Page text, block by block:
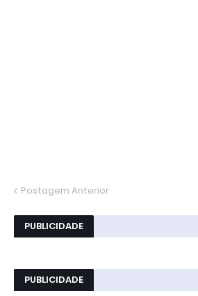
Postagem Anterior
PUBLICIDADE
PUBLICIDADE